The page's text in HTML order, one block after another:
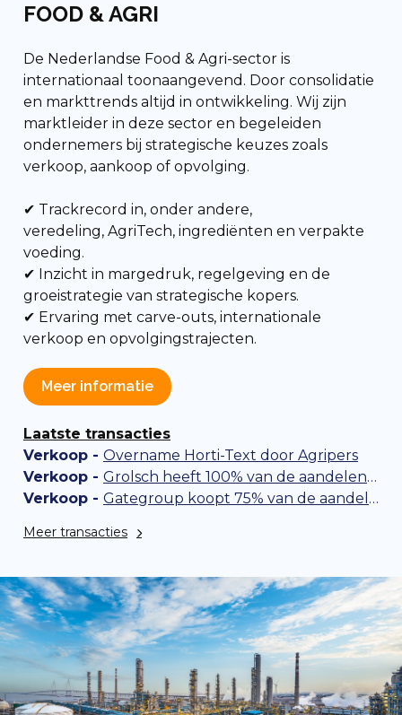
FOOD & AGRI
De Nederlandse Food & Agri-sector is
internationaal toonaangevend . Door consolidatie
en markttrends altijd in ontwikkeling. Wij zijn
marktleider in deze sector en begeleiden
ondernemers bij strategische keuzes zoals
verkoop, aankoop of opvolging.
✔ Trackrecord in, onder andere,
veredeling, AgriTech, ingrediënten en verpakte
voeding.
✔ Inzicht in margedruk, regelgeving en de
groeistrategie van strategische kopers.
✔ Ervaring met carve-outs, internationale
verkoop en opvolgingstrajecten.
Meer informatie
Laatste transacties
Verkoop - Overname Horti-Text door Agripers
Verkoop - Grolsch heeft 100% van de aandelen in Gulpener overgenomen
Verkoop - Gategroup koopt 75% van de aandelen in KLM Catering Services van KLM
Meer transacties